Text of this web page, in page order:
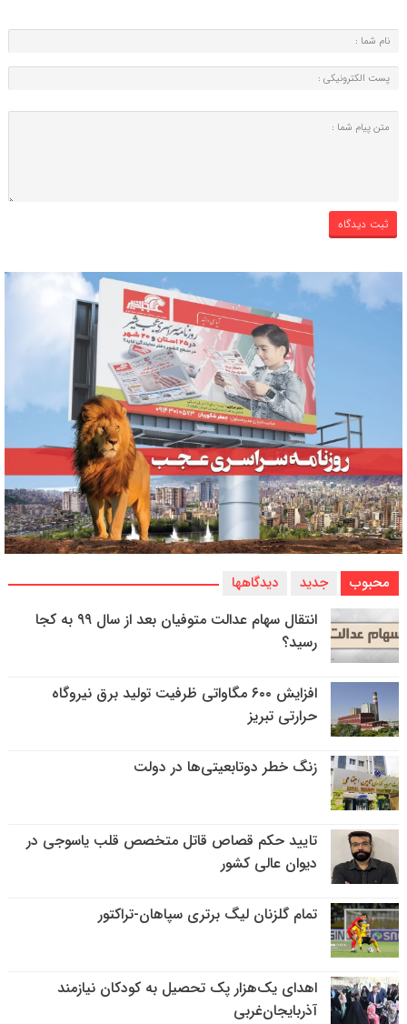
محبوب جدید دیدگاهها
انتقال سهام عدالت متوفیان بعد از سال ۹۹ به کجا
رسید؟
افزایش ۶۰۰ مگاواتی ظرفیت تولید برق نیروگاه
حرارتی تبریز
زنگ خطر دوتابعیتی‌ها در دولت
تایید حکم قصاص قاتل متخصص قلب یاسوجی در
دیوان عالی کشور
تمام گلزنان لیگ‌ برتری سپاهان-تراکتور
اهدای یک‌هزار پک تحصیل به کودکان نیازمند
آذربایجان‌غربی